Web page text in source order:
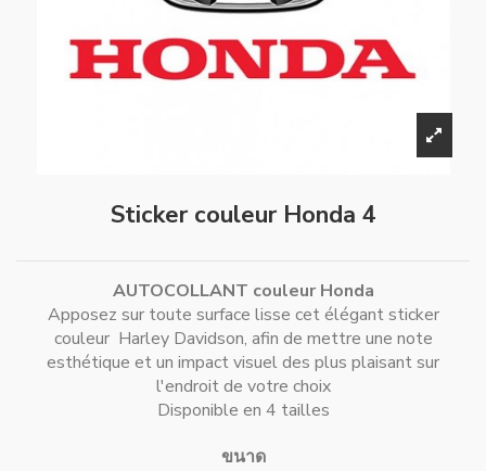
Sticker couleur Honda 4
AUTOCOLLANT couleur Honda
Apposez sur toute surface lisse cet élégant sticker
couleur Harley Davidson, afin de mettre une note
esthétique et un impact visuel des plus plaisant sur
l'endroit de votre choix
Disponible en 4 tailles
ขนาด